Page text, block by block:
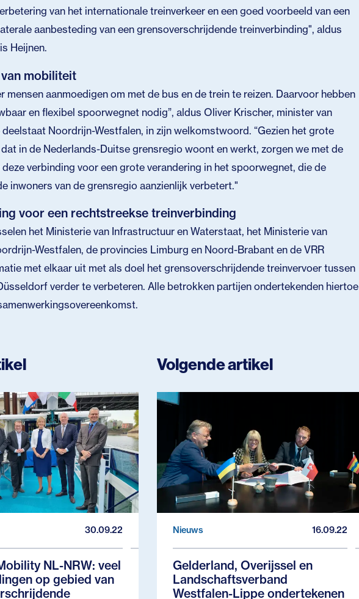
van het internationale treinverkeer en een goed voorbeeld van een
aanbesteding van een grensoverschrijdende treinverbinding", aldus
Heijnen.
mobiliteit
mensen aanmoedigen om met de bus en de trein te reizen. Daarvoor hebben
en flexibel spoorwegnet nodig”, aldus Oliver Krischer, minister van
deelstaat Noordrijn-Westfalen, in zijn welkomstwoord. “Gezien het grote
in de Nederlands-Duitse grensregio woont en werkt, zorgen we met de
verbinding voor een grote verandering in het spoorwegnet, die de
inwoners van de grensregio aanzienlijk verbetert."
voor een rechtstreekse treinverbinding
het Ministerie van Infrastructuur en Waterstaat, het Ministerie van
Westfalen, de provincies Limburg en Noord-Brabant en de VRR
met elkaar uit met als doel het grensoverschrijdende treinvervoer tussen
verder te verbeteren. Alle betrokken partijen ondertekenden hiertoe
Volgende artikel
30.09.22
NL-NRW: veel
op gebied van
Nieuws 16.09.22
Gelderland, Overijssel en
Landschaftsverband
Westfalen-Lippe ondertekenen